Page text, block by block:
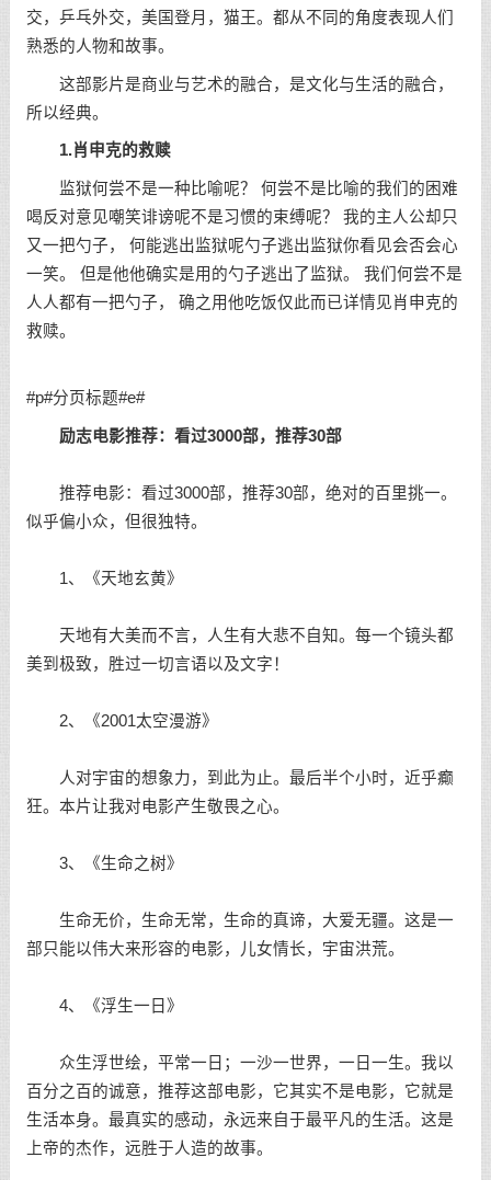
交，乒乓外交，美国登月，猫王。都从不同的角度表现人们
熟悉的人物和故事。
这部影片是商业与艺术的融合，是文化与生活的融合，
所以经典。
1.肖申克的救赎
监狱何尝不是一种比喻呢？ 何尝不是比喻的我们的困难
喝反对意见嘲笑诽谤呢不是习惯的束缚呢？ 我的主人公却只
又一把勺子， 何能逃出监狱呢勺子逃出监狱你看见会否会心
一笑。 但是他他确实是用的勺子逃出了监狱。 我们何尝不是
人人都有一把勺子， 确之用他吃饭仅此而已详情见肖申克的
救赎。
#p#分页标题#e#
励志电影推荐：看过3000部，推荐30部
推荐电影：看过3000部，推荐30部，绝对的百里挑一。
似乎偏小众，但很独特。
1、《天地玄黄》
天地有大美而不言，人生有大悲不自知。每一个镜头都
美到极致，胜过一切言语以及文字！
2、《2001太空漫游》
人对宇宙的想象力，到此为止。最后半个小时，近乎癫
狂。本片让我对电影产生敬畏之心。
3、《生命之树》
生命无价，生命无常，生命的真谛，大爱无疆。这是一
部只能以伟大来形容的电影，儿女情长，宇宙洪荒。
4、《浮生一日》
众生浮世绘，平常一日；一沙一世界，一日一生。我以
百分之百的诚意，推荐这部电影，它其实不是电影，它就是
生活本身。最真实的感动，永远来自于最平凡的生活。这是
上帝的杰作，远胜于人造的故事。